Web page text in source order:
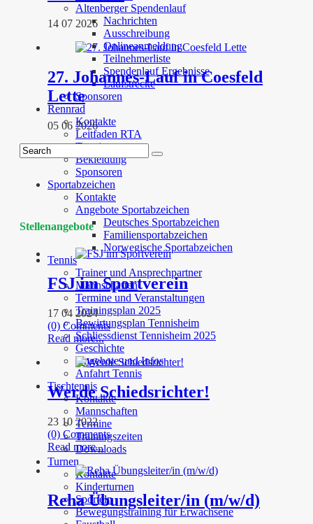
Altenberger Spendenlauf
Nachrichten
Ausschreibung
Onlineanmeldung
Teilnehmerliste
Spendenlauf Ergebnisse
Laufstrecke
Sponsoren
Rennrad
Kontakte
Leitfaden RTA
Termine
Bekleidung
Sponsoren
Sportabzeichen
Kontakte
Angebote Sportabzeichen
Deutsches Sportabzeichen
Familiensportabzeichen
Norwegische Sportabzeichen
Tennis
Trainer und Ansprechpartner
Mannschaften
Termine und Veranstaltungen
Trainingsplan 2025
Bewirtungsplan Tennisheim
Schliessdienst Tennisheim 2025
Geschichte
Angebote und Infos
Anfahrt Tennis
Tischtennis
Kontakte
Mannschaften
Termine
Trainingszeiten
Downloads
Turnen
Kontakte
Kinderturnen
Sporteln
Bewegungstraining für Erwachsene
14 07 2026
27. Johannes-Lauf in Coesfeld
Lette
05 06 2026
Stellenangebote
FSJ im Sportverein
17 04 2024
(0) Comments
Read more...
Werde Schiedsrichter!
23 10 2022
(0) Comments
Read more...
Reha Übungsleiter/in (m/w/d)